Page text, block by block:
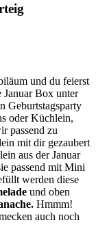
und du feierst
Januar Box unter
Geburtstagsparty
oder Küchlein,
passend zu
mit dir gezaubert
aus der Januar
passend mit Mini
werden diese
und oben
Hmmm!
auch noch